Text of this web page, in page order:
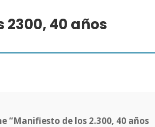
40 años
“Manifiesto de los 2.300, 40 años